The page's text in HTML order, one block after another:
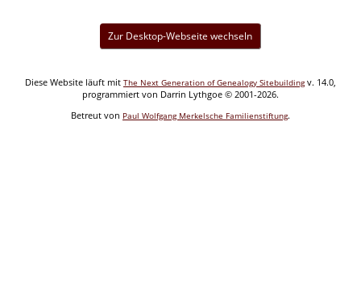
Zur Desktop-Webseite wechseln
Diese Website läuft mit The Next Generation of Genealogy Sitebuildingv. 14.0,
programmiert von Darrin Lythgoe © 2001-2026.
Betreut von Paul Wolfgang Merkelsche Familienstiftung.